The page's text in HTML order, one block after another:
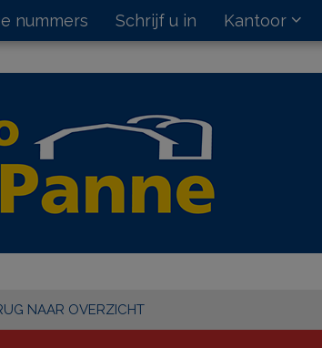
nummers Schrijf u in Kantoor
NAAR OVERZICHT